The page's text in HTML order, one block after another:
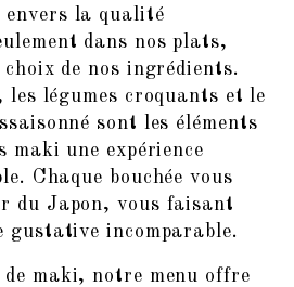
envers la qualité
dans nos plats,
de nos ingrédients.
les légumes croquants et le
sont les éléments
maki une expérience
Chaque bouchée vous
du Japon, vous faisant
gustative incomparable.
de maki, notre menu offre